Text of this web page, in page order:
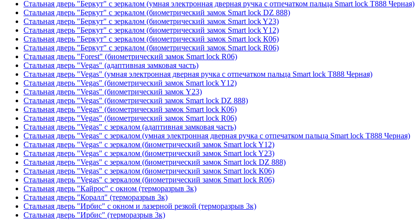
Стальная дверь "Беркут" с зеркалом (умная электронная дверная ручка с отпечатком пальца Smart lock T888 Черная)
Стальная дверь "Беркут" с зеркалом (биометрический замок Smart lock DZ 888)
Стальная дверь "Беркут" с зеркалом (биометрический замок Smart lock Y23)
Стальная дверь "Беркут" с зеркалом (биометрический замок Smart lock Y12)
Стальная дверь "Беркут" с зеркалом (биометрический замок Smart lock К06)
Стальная дверь "Беркут" с зеркалом (биометрический замок Smart lock R06)
Стальная дверь "Forest" (биометрический замок Smart lock R06)
Стальная дверь "Vegas" (адаптивная замковая часть)
Стальная дверь "Vegas" (умная электронная дверная ручка с отпечатком пальца Smart lock T888 Черная)
Стальная дверь "Vegas" (биометрический замок Smart lock Y12)
Стальная дверь "Vegas" (биометрический замок Y23)
Стальная дверь "Vegas" (биометрический замок Smart lock DZ 888)
Стальная дверь "Vegas" (биометрический замок Smart lock К06)
Стальная дверь "Vegas" (биометрический замок Smart lock R06)
Стальная дверь "Vegas" с зеркалом (адаптивная замковая часть)
Стальная дверь "Vegas" с зеркалом (умная электронная дверная ручка с отпечатком пальца Smart lock T888 Черная)
Стальная дверь "Vegas" с зеркалом (биометрический замок Smart lock Y12)
Стальная дверь "Vegas" с зеркалом (биометрический замок Smart lock Y23)
Стальная дверь "Vegas" с зеркалом (биометрический замок Smart lock DZ 888)
Стальная дверь "Vegas" с зеркалом (биометрический замок Smart lock К06)
Стальная дверь "Vegas" с зеркалом (биометрический замок Smart lock R06)
Стальная дверь "Кайрос" с окном (терморазрыв 3к)
Стальная дверь "Коралл" (терморазрыв 3к)
Стальная дверь "Ирбис" с окном и лазерной резкой (терморазрыв 3к)
Стальная дверь "Ирбис" (терморазрыв 3к)